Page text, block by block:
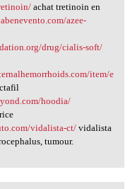
achat tretinoin en
azee-
drug/cialis-soft/
item/e
hoodia/
vidalista-ct/vidalista
tumour.